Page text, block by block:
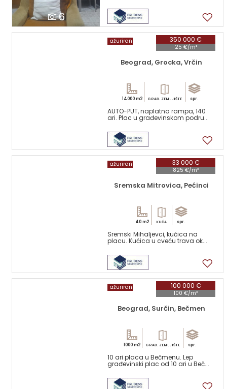
6
350 000 €
25 €/m²
ažuriran
Beograd, Grocka, Vrčin
14000 m2 GRAĐ. ZEMLJIŠTE spr.
AUTO-PUT, naplatna rampa, 140
ari. Plac u građevinskom podru...
33 000 €
825 €/m²
ažuriran
Sremska Mitrovica, Pećinci
40 m2 KUĆA spr.
Sremski Mihaljevci, kućica na
placu. Kućica u cveću trava ok...
100 000 €
100 €/m²
ažuriran
Beograd, Surčin, Bečmen
1000 m2 GRAĐ. ZEMLJIŠTE spr.
10 ari placa u Bečmenu. Lep
građevinski plac od 10 ari u Beč...